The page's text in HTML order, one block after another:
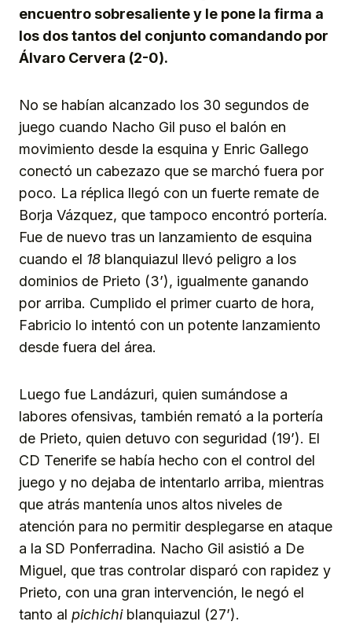
encuentro sobresaliente y le pone la firma a
los dos tantos del conjunto comandando por
Álvaro Cervera (2-0).
No se habían alcanzado los 30 segundos de
juego cuando Nacho Gil puso el balón en
movimiento desde la esquina y Enric Gallego
conectó un cabezazo que se marchó fuera por
poco. La réplica llegó con un fuerte remate de
Borja Vázquez, que tampoco encontró portería.
Fue de nuevo tras un lanzamiento de esquina
cuando el 18 blanquiazul llevó peligro a los
dominios de Prieto (3’), igualmente ganando
por arriba. Cumplido el primer cuarto de hora,
Fabricio lo intentó con un potente lanzamiento
desde fuera del área.
Luego fue Landázuri, quien sumándose a
labores ofensivas, también remató a la portería
de Prieto, quien detuvo con seguridad (19’). El
CD Tenerife se había hecho con el control del
juego y no dejaba de intentarlo arriba, mientras
que atrás mantenía unos altos niveles de
atención para no permitir desplegarse en ataque
a la SD Ponferradina. Nacho Gil asistió a De
Miguel, que tras controlar disparó con rapidez y
Prieto, con una gran intervención, le negó el
tanto al pichichiblanquiazul (27’).